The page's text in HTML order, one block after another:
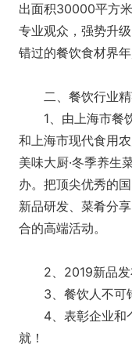
出面积30000平方
专业观众，强势升
错过的餐饮食材界年
二、餐饮行业精
1、由上海市餐饮
和上海市现代食用
美味大厨·冬季养生
办。把顶尖优秀的
新品研发、菜肴分
合的高端活动。
2、2019新品发
3、餐饮人不可错
4、表彰企业和
就！